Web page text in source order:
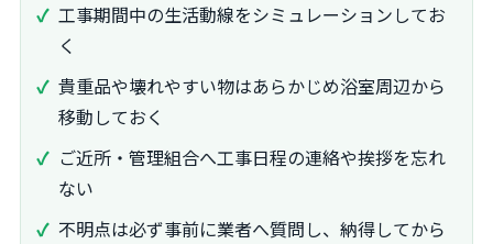
工事期間中の生活動線をシミュレーションしてお
く
貴重品や壊れやすい物はあらかじめ浴室周辺から
移動しておく
ご近所・管理組合へ工事日程の連絡や挨拶を忘れ
ない
不明点は必ず事前に業者へ質問し、納得してから